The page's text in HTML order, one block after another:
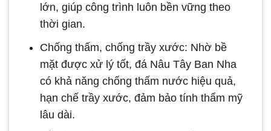
lớn, giúp công trình luôn bền vững theo
thời gian.
Chống thấm, chống trầy xước: Nhờ bề
mặt được xử lý tốt, đá Nâu Tây Ban Nha
có khả năng chống thấm nước hiệu quả,
hạn chế trầy xước, đảm bảo tính thẩm mỹ
lâu dài.